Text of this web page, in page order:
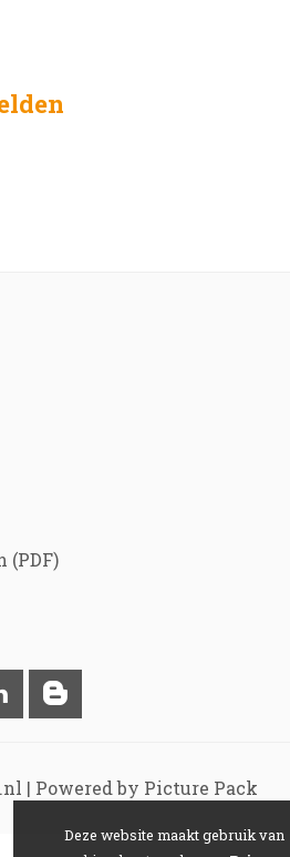
(PDF)
| Powered by Picture Pack
Deze website maakt gebruik van